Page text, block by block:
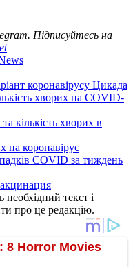
Підписуйтесь на
коронавірусу Цикада
хворих на COVID-
кількість хворих в
на коронавірус
COVID за тиждень
текст і
про це редакцію.